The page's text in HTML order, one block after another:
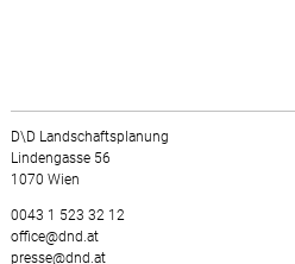
D\D Landschaftsplanung
Lindengasse 56
1070 Wien
0043 1 523 32 12
office@dnd.at
presse@dnd.at